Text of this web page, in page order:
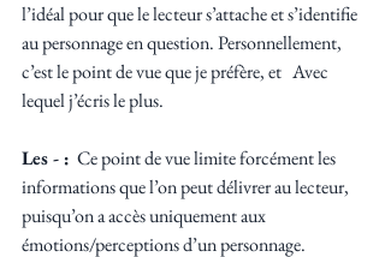
l’idéal pour que le lecteur s’attache et s’identifie
au personnage en question. Personnellement,
c’est le point de vue que je préfère, et   Avec
lequel j’écris le plus.
Les - : Ce point de vue limite forcément les
informations que l’on peut délivrer au lecteur,
puisqu’on a accès uniquement aux
émotions/perceptions d’un personnage.